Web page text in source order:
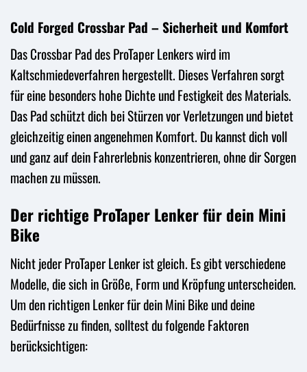
Cold Forged Crossbar Pad – Sicherheit und Komfort
Das Crossbar Pad des ProTaper Lenkers wird im
Kaltschmiedeverfahren hergestellt. Dieses Verfahren sorgt
für eine besonders hohe Dichte und Festigkeit des Materials.
Das Pad schützt dich bei Stürzen vor Verletzungen und bietet
gleichzeitig einen angenehmen Komfort. Du kannst dich voll
und ganz auf dein Fahrerlebnis konzentrieren, ohne dir Sorgen
machen zu müssen.
Der richtige ProTaper Lenker für dein Mini
Bike
Nicht jeder ProTaper Lenker ist gleich. Es gibt verschiedene
Modelle, die sich in Größe, Form und Kröpfung unterscheiden.
Um den richtigen Lenker für dein Mini Bike und deine
Bedürfnisse zu finden, solltest du folgende Faktoren
berücksichtigen: